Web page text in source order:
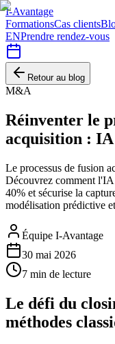
I-Avantage
FormationsCas clients
ENPrendre rendez-vous
Retour au blog
M&A
Réinventer le
acquisition : IA
Le processus de fusion
Découvrez comment
40% et sécurise la
modélisation prédictive
Équipe I-Avantage
30 mai 2026
7 min de lecture
Le défi du
méthodes